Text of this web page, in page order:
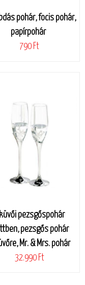
pohár, focis pohár,
papírpohár
790 Ft
pezsgőspohár
pezsgős pohár
Mr. & Mrs. pohár
32.990 Ft